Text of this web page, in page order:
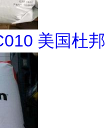
美国杜邦